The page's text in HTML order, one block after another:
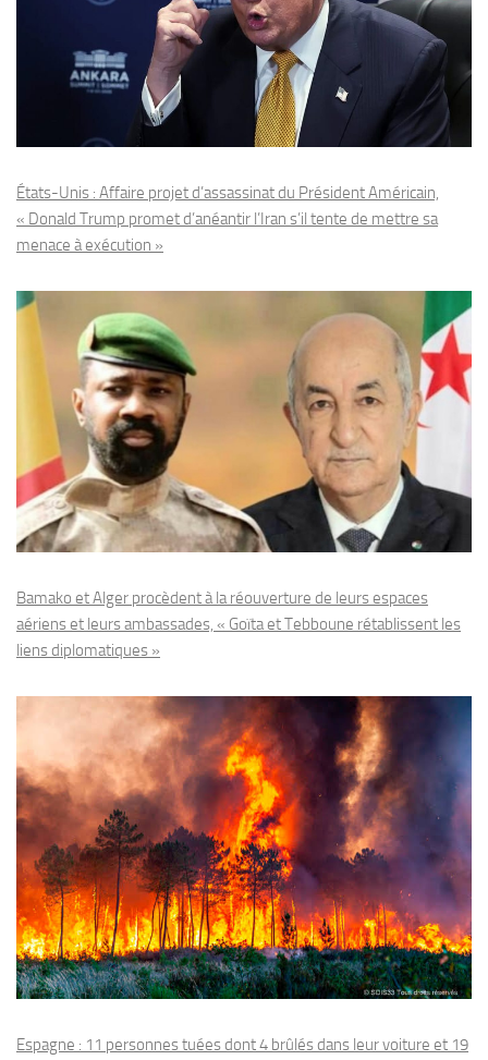
États-Unis : Affaire projet d’assassinat du Président Américain,
« Donald Trump promet d’anéantir l’Iran s’il tente de mettre sa
menace à exécution »
Bamako et Alger procèdent à la réouverture de leurs espaces
aériens et leurs ambassades, « Goïta et Tebboune rétablissent les
liens diplomatiques »
Espagne : 11 personnes tuées dont 4 brûlés dans leur voiture et 19